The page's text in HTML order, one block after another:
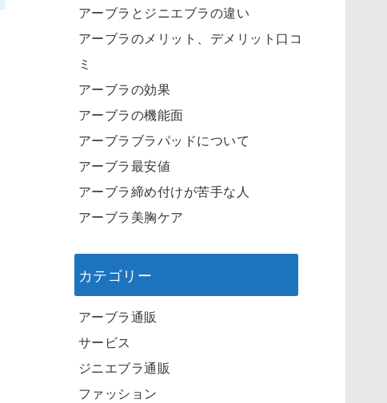
アーブラとジニエブラの違い
アーブラのメリット、デメリット口コ
ミ
アーブラの効果
アーブラの機能面
アーブラブラパッドについて
アーブラ最安値
アーブラ締め付けが苦手な人
アーブラ美胸ケア
カテゴリー
アーブラ通販
サービス
ジニエブラ通販
ファッション